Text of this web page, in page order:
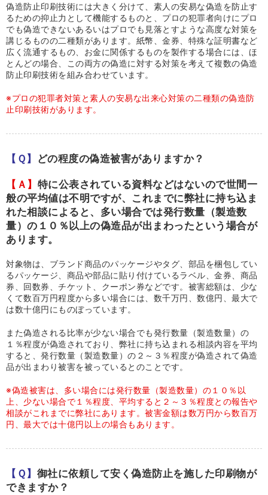
偽造防止印刷技術には大きく分けて、素人の安易な偽造を防止す
るための抑止力として機能するものと、プロの犯罪者向けにプロ
でも偽造できないあるいはプロでも見落とすような高度な対策を
講じるものの二種類があります。紙幣、金券、特殊な証明書など
広く流通するもの、お金に関係するものを製作する場合には、ほ
とんどの場合、この両方の偽造に対する対策を考えて複数の偽造
防止印刷技術を組み合わせています。
※プロの犯罪者対策と素人の安易な出来心対策の二種類の偽造防
止印刷技術があります。
【Ｑ】 どの程度の偽造被害がありますか？
【Ａ】 特に公表されている資料などはないので世間一
般の平均値は不明ですが、これまでに弊社に持ち込ま
れた相談によると、多い場合では発行数量（製造数
量）の１０％以上の偽造品が出まわったという場合が
あります。
対象物は、ブランド商品のパッケージやタグ、部品を梱包してい
るパッケージ、商品や部品に貼り付けているラベル、金券、商品
券、回数券、チケット、クーポン券などです。被害総額は、少な
くて数百万円程度から多い場合には、数千万円、数億円、最大で
は数十億円にものぼっています。
また偽造される比率が少ない場合でも発行数量（製造数量）の
１％程度が偽造されており、弊社に持ち込まれる相談内容を平均
すると、発行数量（製造数量）の２～３％程度が偽造されて偽造
品が出まわり被害を被っているとのことです。
※偽造被害は、多い場合には発行数量（製造数量）の１０％以
上、少ない場合で１％程度、平均すると２～３％程度との報告や
相談がこれまでに弊社にあります。被害金額は数万円から数百万
円、最大では十億円以上の場合もあります。
【Ｑ】 御社に依頼して安く偽造防止を施した印刷物が
できますか？